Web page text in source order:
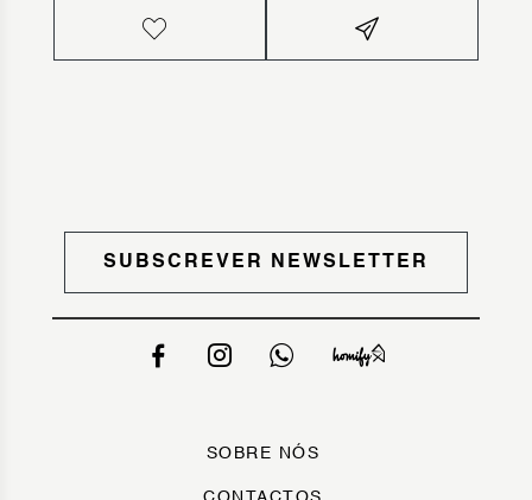
SUBSCREVER NEWSLETTER
SOBRE NÓS